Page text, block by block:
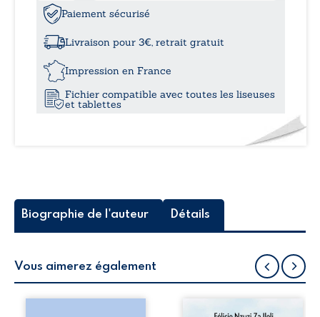
Cet
amour
dans
veines
Paiement sécurisé
Livraison pour 3€, retrait gratuit
Impression en France
Fichier compatible avec toutes les liseuses
et tablettes
Biographie de l'auteur Détails
Vous aimerez également
Auberge de la